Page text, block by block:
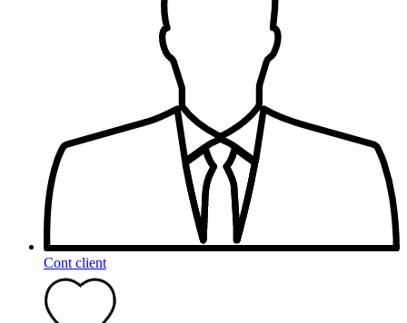
Cont client